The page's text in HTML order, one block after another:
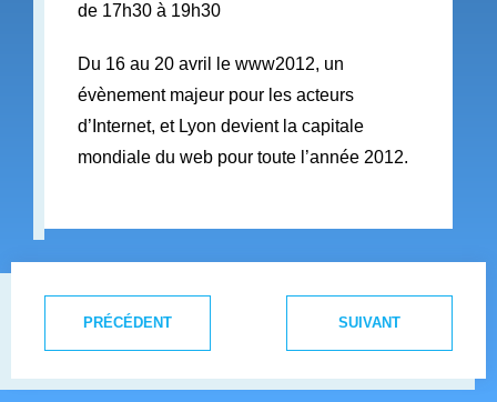
de 17h30 à 19h30
Du 16 au 20 avril le www2012, un
évènement majeur pour les acteurs
d’Internet, et Lyon devient la capitale
mondiale du web pour toute l’année 2012.
PRÉCÉDENT SUIVANT